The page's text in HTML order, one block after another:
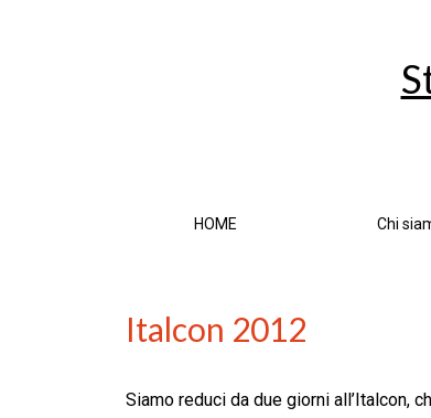
HOME Chi
Italcon 2012
Siamo reduci da due giorni all’Italcon,